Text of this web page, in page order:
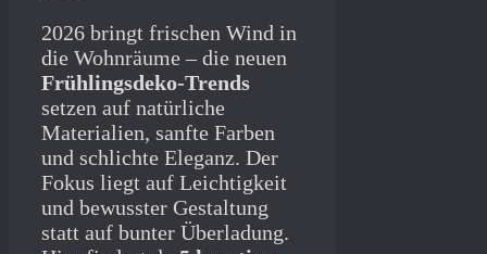
2026 bringt frischen Wind in
die Wohnräume – die neuen
Frühlingsdeko-Trends
setzen auf natürliche
Materialien, sanfte Farben
und schlichte Eleganz. Der
Fokus liegt auf Leichtigkeit
und bewusster Gestaltung
statt auf bunter Überladung.